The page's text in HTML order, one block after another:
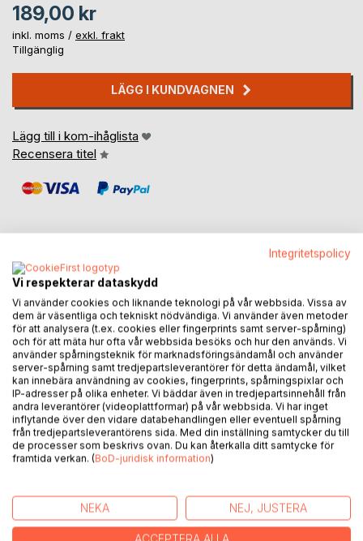
189,00 kr
inkl. moms / exkl. frakt
Tillgänglig
LÄGG I KUNDVAGNEN
Lägg till i kom-ihåglista
Recensera titel
BESKRIVNING
Mats beskrivning.
Den här självbiografin tar upp meningen med livet. Den
kretsar kring mina sjukdomar och vägen fram tills idag. Jag
delger hur jag upplevde beskeden, behandlingarna och vad
som fick mig att kämpa vidare och om det var värt det. Hur
min livssyn ser ut idag, är en fråga som besvaras. Susanne
(fru) och Ellinor (dotter) har satt ord på sina tankar i slutet
av boken. Min förhoppning är att livsberättelsen blir en
tankeställare, men också att den övertygar dig om att det
FÖRFATTARE
Integritetspolicy
Vi respekterar dataskydd
Vi använder cookies och liknande teknologi på vår webbsida. Vissa av
dem är väsentliga och tekniskt nödvändiga. Vi använder även metoder
för att analysera (t.ex. cookies eller fingerprints samt server-spårning)
och för att mäta hur ofta vår webbsida besöks och hur den används. Vi
använder spårningsteknik för marknadsföringsändamål och använder
server-spårning samt tredjepartsleverantörer för detta ändamål, vilket
kan innebära användning av cookies, fingerprints, spårningspixlar och
IP-adresser på olika enheter. Vi bäddar även in tredjepartsinnehåll från
andra leverantörer (videoplattformar) på vår webbsida. Vi har inget
inflytande över den vidare databehandlingen eller eventuell spårning
från tredjepartsleverantörens sida. Med din inställning samtycker du till
de processer som beskrivs ovan. Du kan återkalla ditt samtycke för
framtida verkan. (BoD-juridisk information)
NEKA NEJ, JUSTERA